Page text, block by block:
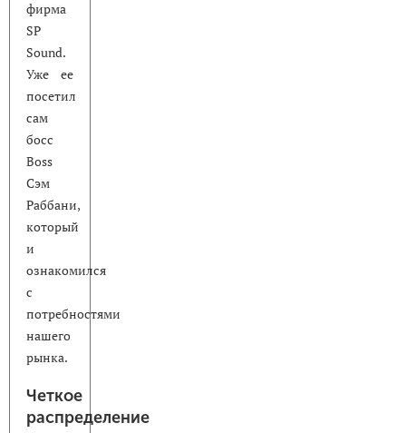
фирма
SP
Sound.
Уже ее
посетил
сам
босс
Boss
Сэм
Раббани,
который
и
ознакомился
с
потребностями
нашего
рынка.
Четкое
распределение